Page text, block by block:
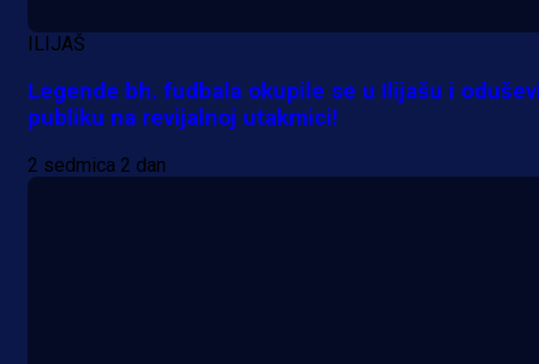
ILIJAŠ
Legende bh. fudbala okupile se u Ilijašu i
publiku na revijalnoj utakmici!
2 sedmica 2 dan